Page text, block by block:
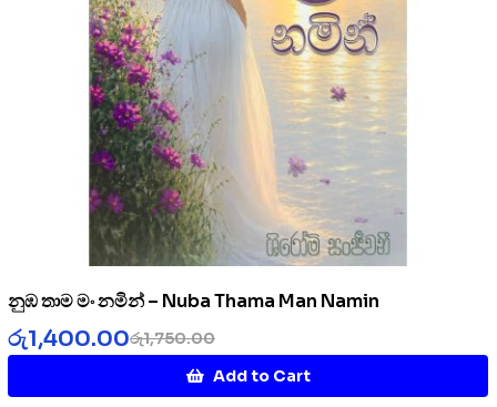
නුඹ තාම මං නමින් – Nuba Thama Man Namin
රු1,750.00
රු1,400.00
Add to Cart